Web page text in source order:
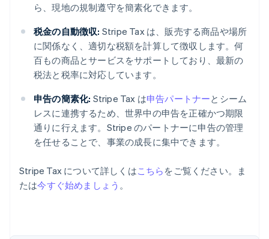
ら、現地の規制遵守を簡素化できます。
税金の自動徴収: Stripe Tax は、販売する商品や場所
に関係なく、適切な税額を計算して徴収します。何
百もの商品とサービスをサポートしており、最新の
税法と税率に対応しています。
申告の簡素化: Stripe Tax は申告パートナーとシーム
レスに連携するため、世界中の申告を正確かつ期限
通りに行えます。Stripe のパートナーに申告の管理
を任せることで、事業の成長に集中できます。
Stripe Tax について詳しくはこちら をご覧ください。ま
たは今すぐ始めましょう 。
アイルランド
English